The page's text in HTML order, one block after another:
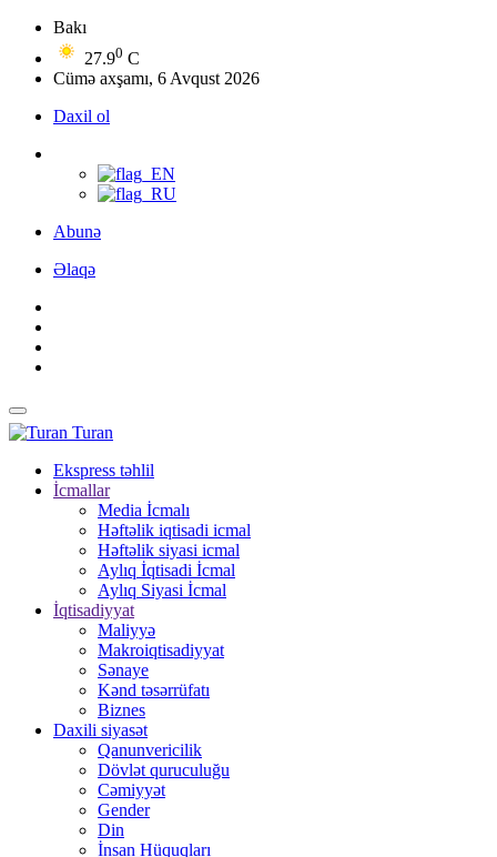
Bakı
27.90 C
Cümə axşamı, 6 Avqust 2026
Daxil ol
Abunə
Əlaqə
Turan
Ekspress təhlil
İcmallar
Media İcmalı
Həftəlik iqtisadi icmal
Həftəlik siyasi icmal
Aylıq İqtisadi İcmal
Aylıq Siyasi İcmal
İqtisadiyyat
Maliyyə
Makroiqtisadiyyat
Sənaye
Kənd təsərrüfatı
Biznes
Daxili siyasət
Qanunvericilik
Dövlət quruculuğu
Cəmiyyət
Gender
Din
İnsan Hüquqları